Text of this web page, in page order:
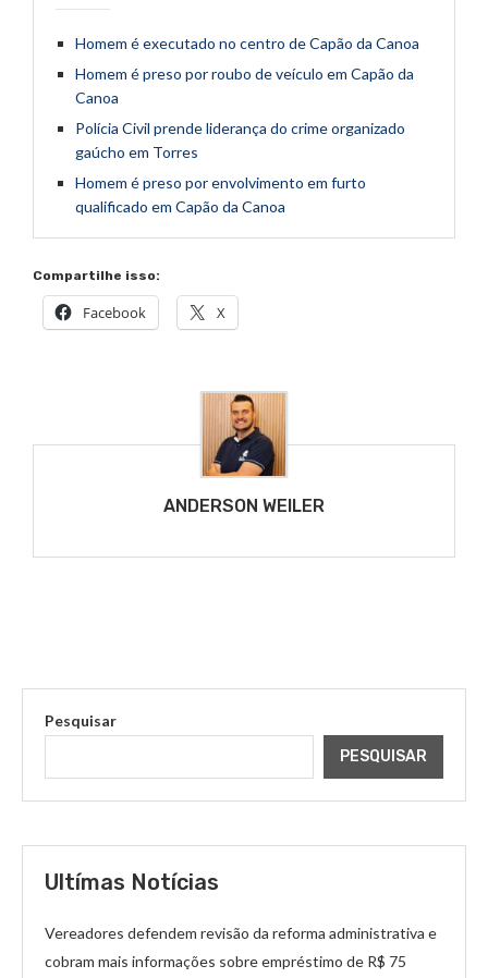
Homem é executado no centro de Capão da Canoa
Homem é preso por roubo de veículo em Capão da
Canoa
Polícia Civil prende liderança do crime organizado
gaúcho em Torres
Homem é preso por envolvimento em furto
qualificado em Capão da Canoa
Compartilhe isso:
Facebook X
ANDERSON WEILER
Pesquisar
PESQUISAR
Ultímas Notícias
Vereadores defendem revisão da reforma administrativa e
cobram mais informações sobre empréstimo de R$ 75